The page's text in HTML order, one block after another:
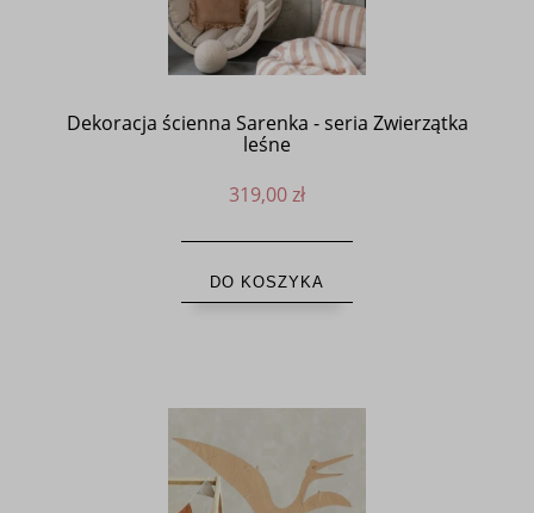
Dekoracja ścienna Sarenka - seria Zwierzątka
leśne
319,00 zł
DO KOSZYKA